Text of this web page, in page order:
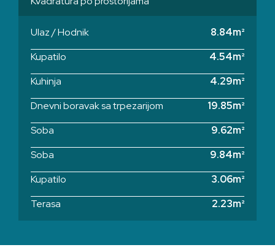
Ulaz / Hodnik
8.84m²
Kupatilo
4.54m²
Kuhinja
4.29m²
Dnevni boravak sa trpezarijom
19.85m²
Soba
9.62m²
Soba
9.84m²
Kupatilo
3.06m²
Terasa
2.23m²